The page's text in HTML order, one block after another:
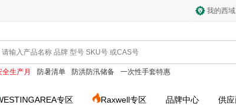
我的西域
全生产月 防暑清单 防洪防汛储备 一次性手套特惠
专区 Raxwell专区 品牌中心 供